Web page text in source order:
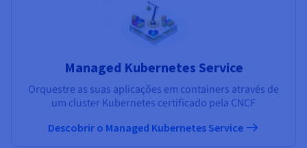
Managed Kubernetes Service
Orquestre as suas aplicações em containers através de
um cluster Kubernetes certificado pela CNCF
Descobrir o Managed Kubernetes Service